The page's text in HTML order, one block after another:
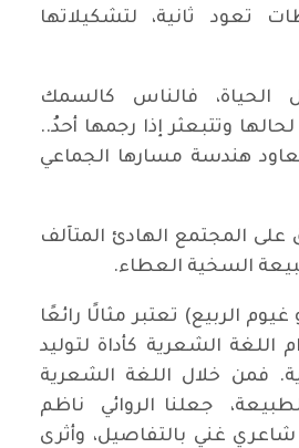
تعود ثانية، لتشكيلاتها
الحياة، فالناس كالسمك
وتتبعثر إذا رجمها أحدُ..
هندسة مسارها الجماعي
المجتمع الهادئ المتآلف
السخية العطاء.
الربيع) تعتبر مثالًا رائعًا
اللغة الشعرية كأداة لتوليد
فمن خلال اللغة الشعرية
جعلنا الروائي ناظم
غني بالتفاصيل، وأثرى